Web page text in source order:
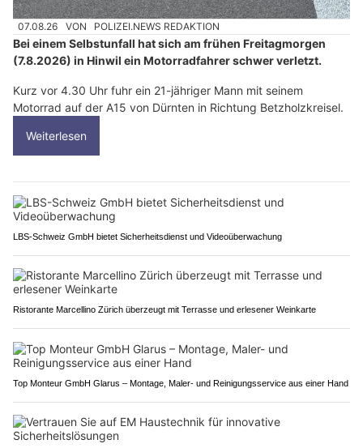
07.08.26 VON POLIZEI.NEWS REDAKTION
Bei einem Selbstunfall hat sich am frühen Freitagmorgen
(7.8.2026) in Hinwil ein Motorradfahrer schwer verletzt.
Kurz vor 4.30 Uhr fuhr ein 21-jähriger Mann mit seinem
Motorrad auf der A15 von Dürnten in Richtung Betzholzkreisel.
Weiterlesen
LBS-Schweiz GmbH bietet Sicherheitsdienst und Videoüberwachung
Ristorante Marcellino Zürich überzeugt mit Terrasse und erlesener Weinkarte
Top Monteur GmbH Glarus – Montage, Maler- und Reinigungsservice aus einer Hand